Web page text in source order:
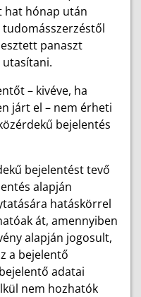
hat hónap után
panaszt
utasítani.
– kivéve, ha
járt el – nem érheti
bejelentés
bejelentést tevő
alapján
hatáskörrel
át, amennyiben
alapján jogosult,
a bejelentő
adatai
nem hozhatók